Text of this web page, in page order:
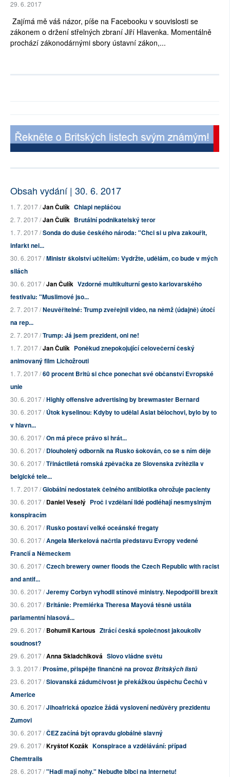
29. 6. 2017
Zajímá mě váš názor, píše na Facebooku v souvislosti se
zákonem o držení střelných zbraní Jiří Hlavenka. Momentálně
prochází zákonodárnými sbory ústavní zákon,...
Obsah vydání | 30. 6. 2017
1. 7. 2017 /Jan Čulík Chlapi nepláčou
2. 7. 2017 /Jan Čulík Brutální podnikatelský teror
1. 7. 2017 /Sonda do duše českého národa: "Chci si u piva zakouřit,
infarkt nei...
30. 6. 2017 /Ministr školství učitelům: Vydržte, udělám, co bude v mých
silách
30. 6. 2017 /Jan Čulík Vzdorné multikulturní gesto karlovarského
festivalu: "Muslimové jso...
2. 7. 2017 /Neuvěřitelné: Trump zveřejnil video, na němž (údajně) útočí
na rep...
2. 7. 2017 /Trump: Já jsem prezident, oni ne!
1. 7. 2017 /Jan Čulík Poněkud znepokojující celovečerní český
animovaný film Lichožrouti
1. 7. 2017 /60 procent Britů si chce ponechat své občanství Evropské
unie
30. 6. 2017 /Highly offensive advertising by brewmaster Bernard
30. 6. 2017 /Útok kyselinou: Kdyby to udělal Asiat bělochovi, bylo by to
v hlavn...
30. 6. 2017 /On má přece právo si hrát...
30. 6. 2017 /Dlouholetý odborník na Rusko šokován, co se s ním děje
30. 6. 2017 /Třináctiletá romská zpěvačka ze Slovenska zvítězila v
belgické tele...
1. 7. 2017 /Globální nedostatek čelného antibiotika ohrožuje pacienty
30. 6. 2017 /Daniel Veselý Proč i vzdělaní lidé podléhají nesmyslným
konspiracím
30. 6. 2017 /Rusko postaví velké oceánské fregaty
30. 6. 2017 /Angela Merkelová načrtla představu Evropy vedené
Francií a Německem
30. 6. 2017 /Czech brewery owner floods the Czech Republic with racist
and antif...
30. 6. 2017 /Jeremy Corbyn vyhodil stínové ministry. Nepodpořili brexit
30. 6. 2017 /Británie: Premiérka Theresa Mayová těsně ustála
parlamentní hlasová...
29. 6. 2017 /Bohumil Kartous Ztrácí česká společnost jakoukoliv
soudnost?
29. 6. 2017 /Anna Skladchiková Slovo vládne světu
3. 3. 2017 /Prosíme, přispějte finančně na provozBritských listů
23. 6. 2017 /Slovanská zádumčivost je překážkou úspěchu Čechů v
Americe
30. 6. 2017 /Jihoafrická opozice žádá vyslovení nedůvěry prezidentu
Zumovi
30. 6. 2017 /ČEZ začíná být opravdu globálně slavný
29. 6. 2017 /Kryštof Kozák Konspirace a vzdělávání: případ
Chemtrails
28. 6. 2017 /"Hadi mají nohy." Nebuďte blbci na internetu!